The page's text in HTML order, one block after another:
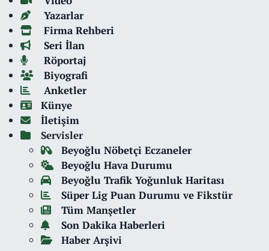
Yazarlar
Firma Rehberi
Seri İlan
Röportaj
Biyografi
Anketler
Künye
İletişim
Servisler
Beyoğlu Nöbetçi Eczaneler
Beyoğlu Hava Durumu
Beyoğlu Trafik Yoğunluk Haritası
Süper Lig Puan Durumu ve Fikstür
Tüm Manşetler
Son Dakika Haberleri
Haber Arşivi